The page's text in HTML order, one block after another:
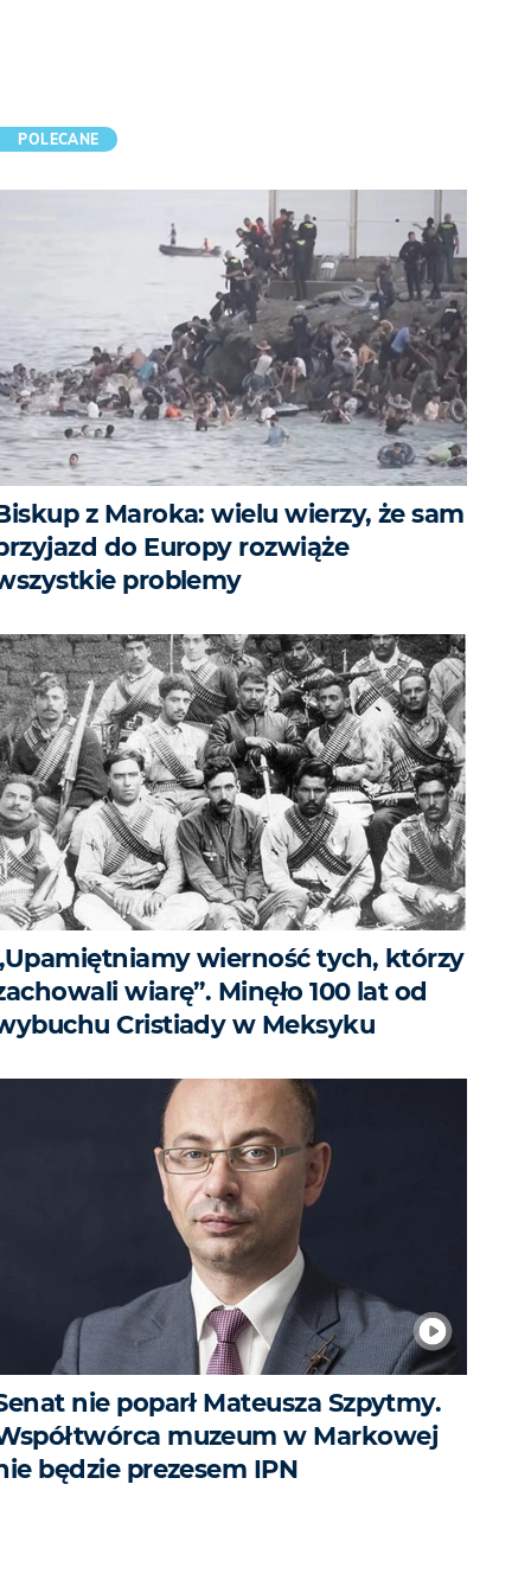
POLECANE
z Maroka: wielu wierzy, że sam
do Europy rozwiąże
problemy
wierność tych, którzy
wiarę”. Minęło 100 lat od
Cristiady w Meksyku
nie poparł Mateusza Szpytmy.
muzeum w Markowej
będzie prezesem IPN